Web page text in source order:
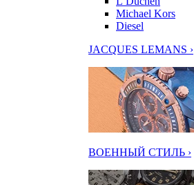
Michael Kors
Diesel
JACQUES LEMANS ›
ВОЕННЫЙ СТИЛЬ ›